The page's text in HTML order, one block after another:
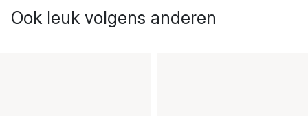
Ook leuk volgens anderen